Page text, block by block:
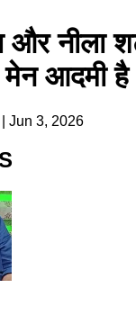
नीला
मेन आदमी है
Jun 3, 2026